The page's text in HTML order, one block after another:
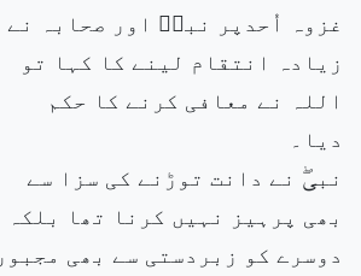
غزوہ اُحدپر نبیۖ اور صحابہ نے
زیادہ انتقام لینے کا کہا تو
اللہ نے معافی کرنے کا حکم
دیا۔
نبیۖ نے دانت توڑنے کی سزا سے
بھی پرہیز نہیں کرنا تھا بلکہ
دوسرے کو زبردستی سے بھی مجبور